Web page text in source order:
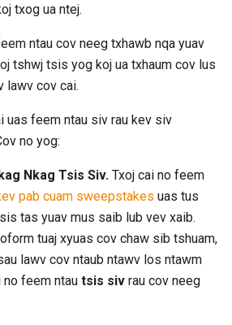
txog ua ntej.
ntau cov neeg txhawb nqa yuav
tshwj tsis yog koj ua txhaum cov lus
lawv cov cai.
uas feem ntau siv rau kev siv
no yog:
Nkag Tsis Siv. Txoj cai no feem
pab cuam sweepstakes uas tus
tas yuav mus saib lub vev xaib.
tuaj xyuas cov chaw sib tshuam,
lawv cov ntaub ntawv los ntawm
no feem ntau tsis siv rau cov neeg